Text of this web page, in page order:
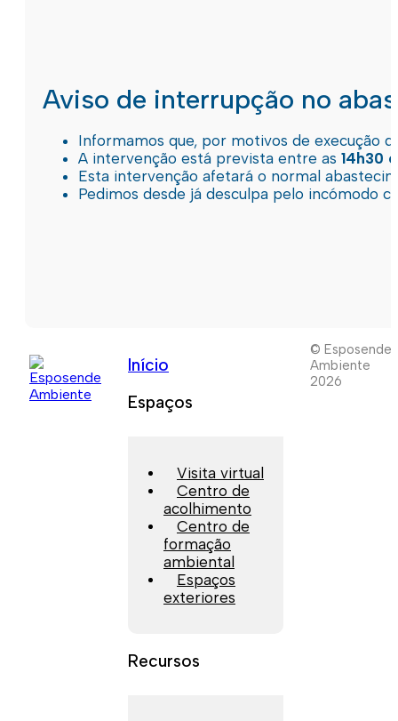
Aviso de interrupção no
Informamos que, por motivos de execução
A intervenção está prevista entre as 14h30
Esta intervenção afetará o normal
Pedimos desde já desculpa pelo incómodo
Início
Espaços
Visita virtual
Centro de
acolhimento
Centro de
formação
ambiental
Espaços
exteriores
Recursos
© Esposende
Ambiente
2026